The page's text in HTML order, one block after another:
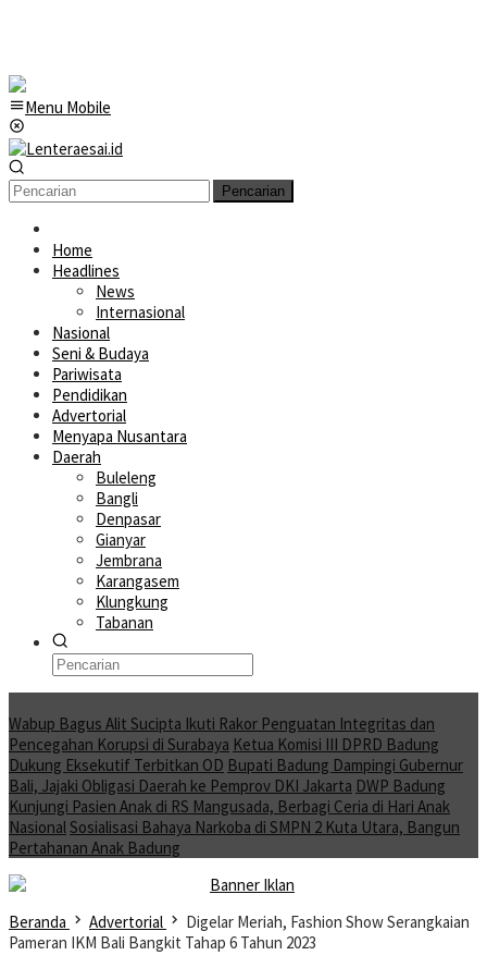
Menu Mobile
Pencarian
Home
Headlines
News
Internasional
Nasional
Seni & Budaya
Pariwisata
Pendidikan
Advertorial
Menyapa Nusantara
Daerah
Buleleng
Bangli
Denpasar
Gianyar
Jembrana
Karangasem
Klungkung
Tabanan
Wabup Bagus Alit Sucipta Ikuti Rakor Penguatan Integritas dan
Pencegahan Korupsi di Surabaya Ketua Komisi III DPRD Badung
Dukung Eksekutif Terbitkan OD Bupati Badung Dampingi Gubernur
Bali, Jajaki Obligasi Daerah ke Pemprov DKI Jakarta DWP Badung
Kunjungi Pasien Anak di RS Mangusada, Berbagi Ceria di Hari Anak
NasionalSosialisasi Bahaya Narkoba di SMPN 2 Kuta Utara, Bangun
Pertahanan Anak Badung
Beranda Advertorial
Digelar Meriah, Fashion Show Serangkaian
Pameran IKM Bali Bangkit Tahap 6 Tahun 2023